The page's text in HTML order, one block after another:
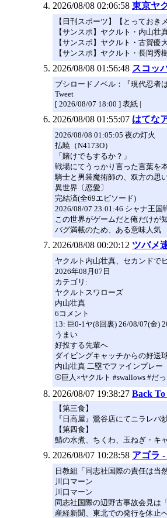
2026/08/08 02:06:58 東京ヤ
【日刊スポーツ】【とってお
【サンスポ】ヤクルト・内山
【サンスポ】ヤクルト・古賀
【サンスポ】ヤクルト・長岡
2026/08/08 01:56:48 スコッ
ブシロードノベル：『現代忍者
Tweet
[ 2026/08/07 18:00 ] 表紙 |
2026/08/08 01:55:07 はてな
2026/08/08 01:05:05 夜の灯火
払暁（N4173O）
「賭けでもするか？」
戦場にてうっかり言った言葉を
騎士と男装魔術師の、双方の思
異世界〔恋愛〕
完結済(全69エピソード)
2026/08/07 23:01:46 シャナ王国
この世界がゲームだと俺だけが
バグ満載のため、ある意味人気
2026/08/08 00:20:12 ツバメ
ヤクルト内山壮真、セカンドで
2026年08月07日
カテゴリ:
ヤクルトスワローズ
内山壮真
6コメント
13: 巨0-1ヤ(8回裏) 26/08/07(金)
うまい
好投する先輩へ
ダイビングキャッチからの好送
内山壮真 二塁でファインプレー
⚾️巨人×ヤクルト #swallows #だ
2026/08/07 19:38:27 Back To
【第三食】
『日高屋』鶯谷店にてニラレバ
【第四食】
鯖の水煮、ちくわ、玉ねぎ・キ
2026/08/07 10:28:58 アゴラ
日教組「同志社国際の責任は当
川口マーン
川口マーン
同志社国際の辺野古事故会見は
産経新聞、東北での発行を休止